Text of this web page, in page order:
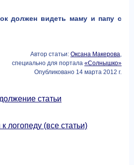
должен видеть маму и папу с
Автор статьи: Оксана Макерова,
специально для портала «Солнышко»
Опубликовано 14 марта 2012 г.
статьи
логопеду (все статьи)